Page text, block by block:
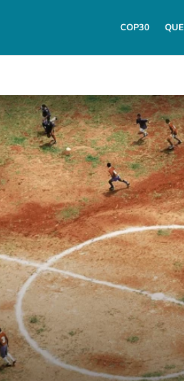
COP30